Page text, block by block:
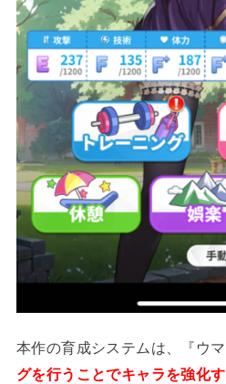
本作の育成システムは、『ウ
グを行うことでキャラを強化